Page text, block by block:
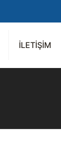
İLETİŞİM